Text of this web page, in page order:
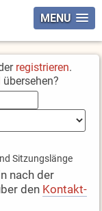
MENU
registrieren.
übersehen?
Sitzungslänge
nach der
den Kontakt-